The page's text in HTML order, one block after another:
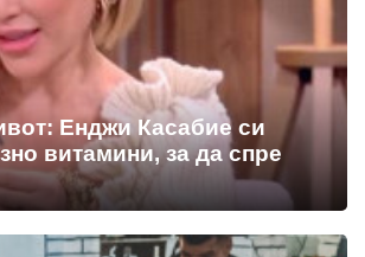
Енджи Касабие си
витамини, за да спре